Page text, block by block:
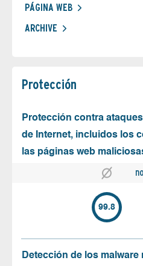
PÁGINA WEB
ARCHIVE
Protección
Protección contra
de Internet, incluidos los
las páginas web
99.8
Detección de los